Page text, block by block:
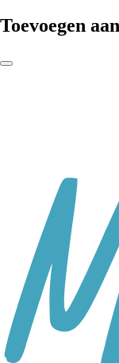
Toevoegen